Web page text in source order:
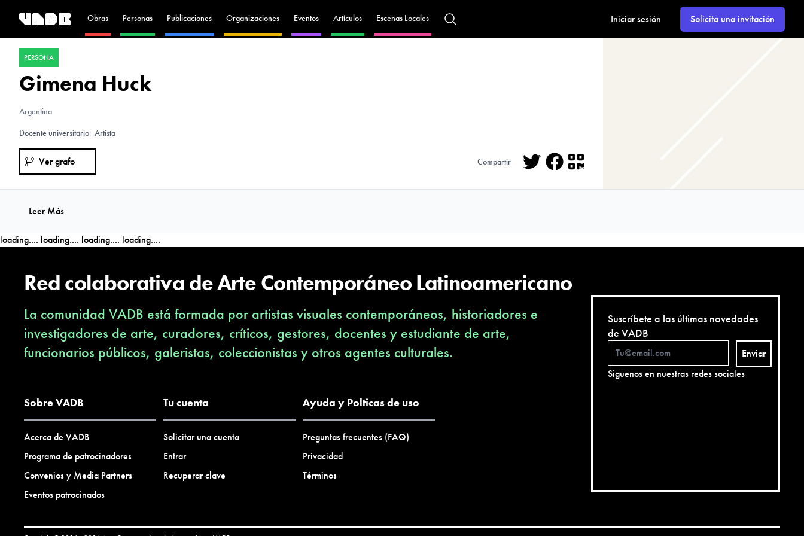
Obras Personas Publicaciones Organizaciones Eventos Artículos Escenas Locales Iniciar sesión Solicita una invitación
PERSONA
Gimena Huck
Argentina
Docente universitario Artista
Ver grafo Compartir
Leer Más
loading.... loading.... loading.... loading....
Red colaborativa de Arte Contemporáneo Latinoamericano
La comunidad VADB está formada por artistas visuales contemporáneos, historiadores e
investigadores de arte, curadores, críticos, gestores, docentes y estudiante de arte,
funcionarios públicos, galeristas, coleccionistas y otros agentes culturales.
Sobre VADB
Acerca de VADB
Programa de patrocinadores
Convenios y Media Partners
Eventos patrocinados
Tu cuenta
Solicitar una cuenta
Entrar
Recuperar clave
Ayuda y Polticas de uso
Preguntas frecuentes (FAQ)
Privacidad
Términos
Suscríbete a las últimas novedades
de VADB
Enviar
Siguenos en nuestras redes sociales